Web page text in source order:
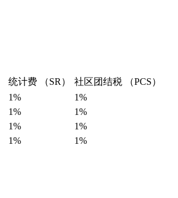
统计费 （SR）
社区团结税 （PCS）
1%
1%
1%
1%
1%
1%
1% 1%